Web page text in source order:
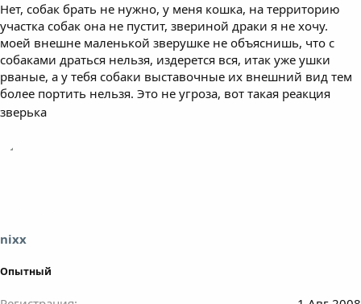
Нет, собак брать не нужно, у меня кошка, на территорию
участка собак она не пустит, звериной драки я не хочу.
моей внешне маленькой зверушке не объяснишь, что с
собаками драться нельзя, издерется вся, итак уже ушки
рваные, а у тебя собаки выставочные их внешний вид тем
более портить нельзя. Это не угроза, вот такая реакция
зверька
nixx
Опытный